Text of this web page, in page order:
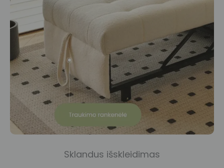
Sklandus išskleidimas